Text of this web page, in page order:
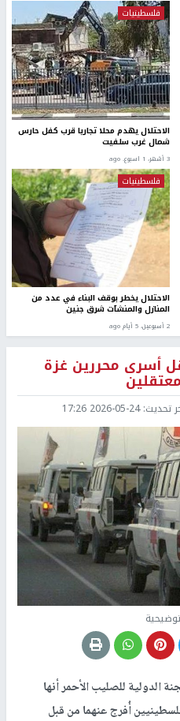
فلسطينيات
الاحتلال يهدم محلا تجاريا قرب كفل حارس
شمال غرب سلفيت
3 أشهر، 1 اسبوع. ago
فلسطينيات
الاحتلال يخطر بوقف البناء في عدد من
المنازل والمنشآت شرق جنين
2 أسبوعين، 5 أيام ago
أسرى محررين غزة
تحديث:2026-05-24 17:26
الدولية للصليب الأحمر أنها
أُفرج عنهما من قبل